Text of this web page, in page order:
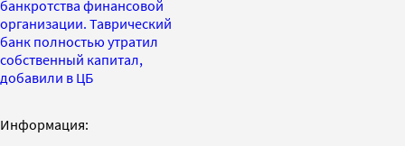
банкротства финансовой
организации. Таврический
банк полностью утратил
собственный капитал,
добавили в ЦБ
Информация: